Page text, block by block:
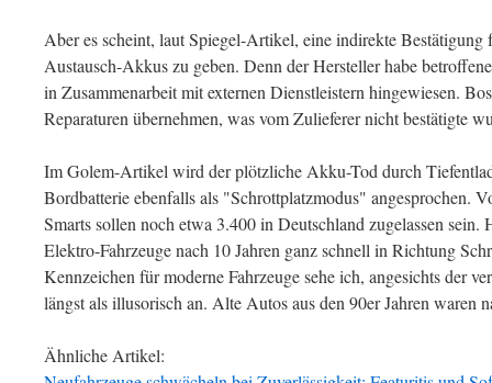
Aber es scheint, laut Spiegel-Artikel, eine indirekte
Austausch-Akkus zu geben. Denn der Hersteller habe
in Zusammenarbeit mit externen Dienstleistern hingewiesen.
Reparaturen übernehmen, was vom Zulieferer nicht bestätigte
Im Golem-Artikel wird der plötzliche Akku-Tod durch
Bordbatterie ebenfalls als "Schrottplatzmodus" angesprochen.
Smarts sollen noch etwa 3.400 in Deutschland zugelassen sein.
Elektro-Fahrzeuge nach 10 Jahren ganz schnell in Richtung
Kennzeichen für moderne Fahrzeuge sehe ich, angesichts der
längst als illusorisch an. Alte Autos aus den 90er Jahren waren
Ähnliche Artikel: